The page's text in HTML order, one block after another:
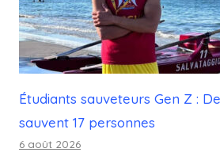
Étudiants sauveteurs Gen Z :
sauvent 17 personnes
6 août 2026